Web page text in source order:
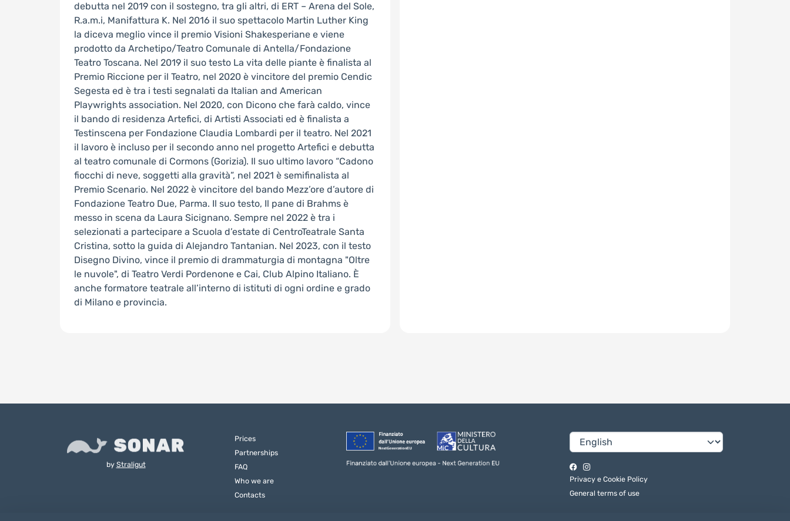
debutta nel 2019 con il sostegno, tra gli altri, di ERT – Arena del Sole,
R.a.m.i, Manifattura K. Nel 2016 il suo spettacolo Martin Luther King
la diceva meglio vince il premio Visioni Shakesperiane e viene
prodotto da Archetipo/Teatro Comunale di Antella/Fondazione
Teatro Toscana. Nel 2019 il suo testo La vita delle piante è finalista al
Premio Riccione per il Teatro, nel 2020 è vincitore del premio Cendic
Segesta ed è tra i testi segnalati da Italian and American
Playwrights association. Nel 2020, con Dicono che farà caldo, vince
il bando di residenza Artefici, di Artisti Associati ed è finalista a
Testinscena per Fondazione Claudia Lombardi per il teatro. Nel 2021
il lavoro è incluso per il secondo anno nel progetto Artefici e debutta
al teatro comunale di Cormons (Gorizia). Il suo ultimo lavoro “Cadono
fiocchi di neve, soggetti alla gravità”, nel 2021 è semifinalista al
Premio Scenario. Nel 2022 è vincitore del bando Mezz’ore d’autore di
Fondazione Teatro Due, Parma. Il suo testo, Il pane di Brahms è
messo in scena da Laura Sicignano. Sempre nel 2022 è tra i
selezionati a partecipare a Scuola d’estate di CentroTeatrale Santa
Cristina, sotto la guida di Alejandro Tantanian. Nel 2023, con il testo
Disegno Divino, vince il premio di drammaturgia di montagna "Oltre
le nuvole", di Teatro Verdi Pordenone e Cai, Club Alpino Italiano. È
anche formatore teatrale all’interno di istituti di ogni ordine e grado
di Milano e provincia.
by Straligut
Prices
Partnerships
FAQ
Who we are
Contacts
Privacy e Cookie Policy
General terms of use